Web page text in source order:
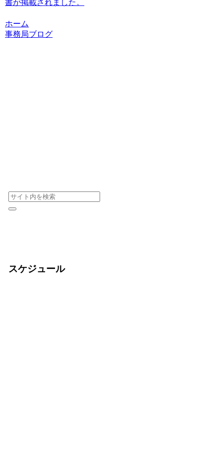
書が掲載されました。
ホーム
事務局ブログ
スケジュール